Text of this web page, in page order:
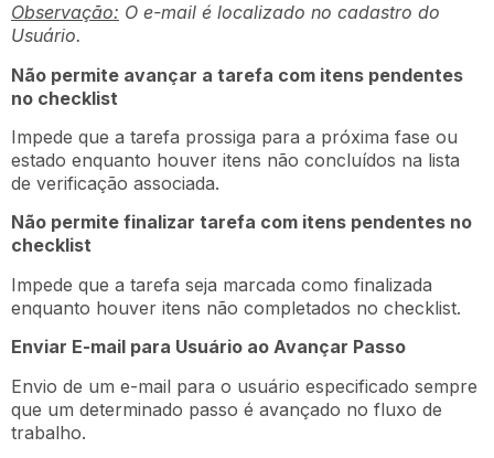
Observação: O e-mail é localizado no cadastro do
Usuário.
Não permite avançar a tarefa com itens pendentes
no checklist
Impede que a tarefa prossiga para a próxima fase ou
estado enquanto houver itens não concluídos na lista
de verificação associada.
Não permite finalizar tarefa com itens pendentes no
checklist
Impede que a tarefa seja marcada como finalizada
enquanto houver itens não completados no checklist.
Enviar E-mail para Usuário ao Avançar Passo
Envio de um e-mail para o usuário especificado sempre
que um determinado passo é avançado no fluxo de
trabalho.